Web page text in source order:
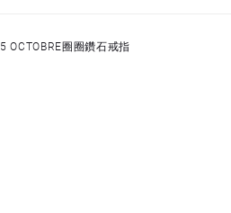
5 OCTOBRE圈圈鑽石戒指